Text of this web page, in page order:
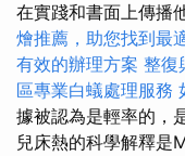
在實踐和書面上傳播
燴推薦，助您找到最
有效的辦理方案 整復
區專業白蟻處理服務
據被認為是輕率的，
兒床熱的科學解釋是